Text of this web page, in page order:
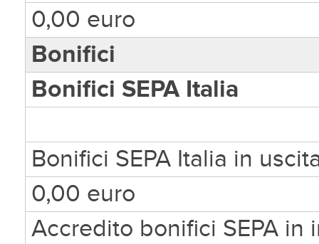
0,00 euro
Bonifici
Bonifici SEPA Italia
Bonifici SEPA Italia in
0,00 euro
Accredito bonifici SEPA in